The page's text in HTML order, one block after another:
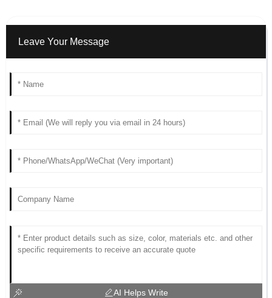
Leave Your Message
AI Helps Write